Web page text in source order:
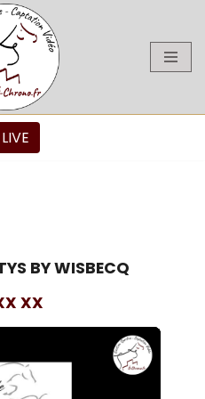
BY WISBECQ
XX